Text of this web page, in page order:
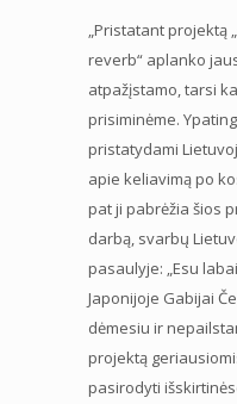
„Pristatant projektą
reverb“ aplanko
atpažįstamo, tarsi
prisiminėme.
pristatydami
apie keliavimą po
pat ji pabrėžia šios
darbą, svarbų
pasaulyje: „Esu
Japonijoje Gabijai
dėmesiu ir
projektą
pasirodyti